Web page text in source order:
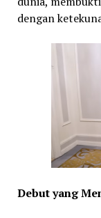
dengan
Debut yang